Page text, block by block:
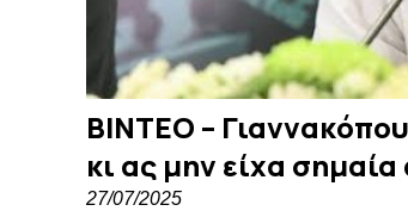
ΒΙΝΤΕΟ –
κι ας μην είχα
27/07/2025